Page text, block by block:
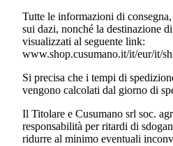
Tutte le informazioni di
sui dazi, nonché la destinazione
visualizzati al seguente link:
www.shop.cusumano.it/it/eur/it/
Si precisa che i tempi di
vengono calcolati dal giorno di
Il Titolare e Cusumano srl soc.
responsabilità per ritardi di
ridurre al minimo eventuali